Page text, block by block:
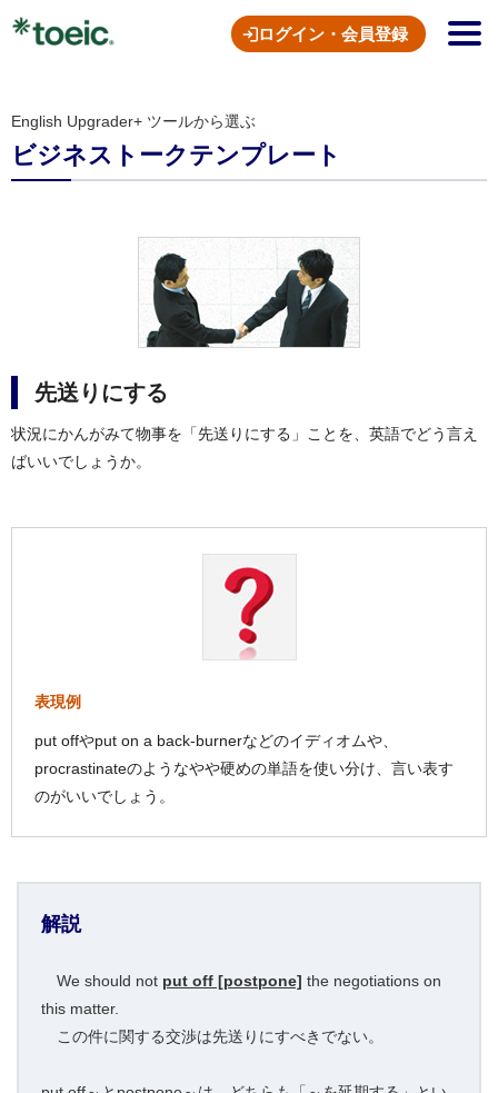
ログイン・会員登録
English Upgrader+ ツールから選ぶ
ビジネストークテンプレート
先送りにする
状況にかんがみて物事を「先送りにする」ことを、英語でどう言え
ばいいでしょうか。
表現例
put offやput on a back-burnerなどのイディオムや、
procrastinateのようなやや硬めの単語を使い分け、言い表す
のがいいでしょう。
解説
We should not put off [postpone] the negotiations on
this matter.
この件に関する交渉は先送りにすべきでない。